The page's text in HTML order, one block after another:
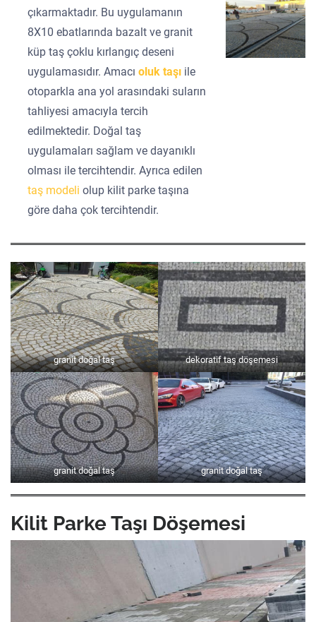
çıkarmaktadır. Bu uygulamanın
8X10 ebatlarında bazalt ve granit
küp taş çoklu kırlangıç deseni
uygulamasıdır. Amacıoluk taşı ile
otoparkla ana yol arasındaki suların
tahliyesi amacıyla tercih
edilmektedir. Doğal taş
uygulamaları sağlam ve dayanıklı
olması ile tercihtendir. Ayrıca edilen
taş modeliolup kilit parke taşına
göre daha çok tercihtendir.
granit doğal taş dekoratif taş döşemesi
granit doğal taş granit doğal taş
Kilit Parke Taşı Döşemesi